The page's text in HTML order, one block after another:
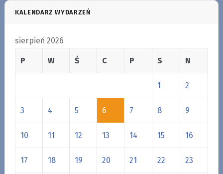
KALENDARZ WYDARZEŃ
sierpień 2026
P W Ś C P S N
1 2
3 4 5 6 7 8 9
10 11 12 13 14 15 16
17 18 19 20 21 22 23